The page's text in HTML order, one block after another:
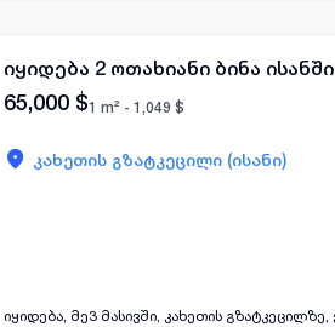
იყიდება 2 ოთახიანი ბინა ისანში
65,000 $1 m² - 1,049 $
კახეთის გზატკეცილი (ისანი)
იყიდება, მე3 მასივში, კახეთის გზატკეცილზე, ქალაქური პროექტის 2 ოთახიანი ბინა, მე4 სართულზე. სუფთა